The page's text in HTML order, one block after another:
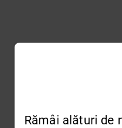
Rămâi alături de